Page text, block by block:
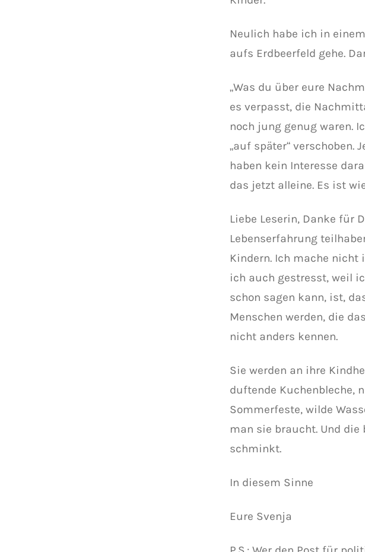
Neulich habe ich in
aufs Erdbeerfeld gehe.
„Was du über eure
es verpasst, die
noch jung genug waren.
„auf später“ verschoben.
haben kein Interesse
das jetzt alleine. Es ist
Liebe Leserin, Danke für
Lebenserfahrung
Kindern. Ich mache
ich auch gestresst, weil
schon sagen kann, ist,
Menschen werden, die
nicht anders kennen.
Sie werden an ihre
duftende Kuchenbleche,
Sommerfeste, wilde
man sie braucht. Und die
schminkt.
In diesem Sinne
Eure Svenja